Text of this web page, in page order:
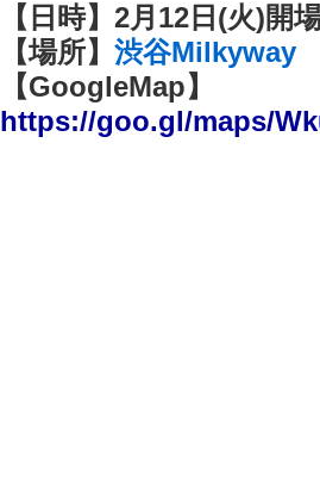
【日時】2月12日(火)開
【場所】 渋谷Milkyway
【GoogleMap】
https://goo.gl/maps/